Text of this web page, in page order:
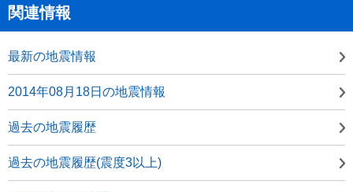
関連情報
最新の地震情報
2014年08月18日の地震情報
過去の地震履歴
過去の地震履歴(震度3以上)